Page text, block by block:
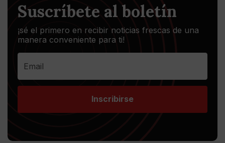
Suscríbete al boletín
¡sé el primero en recibir noticias frescas de una
manera conveniente para ti!
Inscribirse